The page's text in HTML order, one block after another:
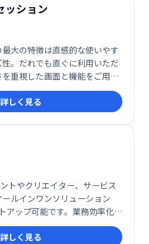
ッション
大の特徴は直感的な使いやす
。だれでも直ぐに利用いただ
重視した画面と機能をご用意
議のスタイルに合わせたカスタ
様のご要望に合わせて、様々
も可能です。
詳しく見る
トやクリエイター、サービス
ルインワンソリューション
アップ可能です。業務効率化を
務遂行を実現するための便利な
います。
詳しく見る